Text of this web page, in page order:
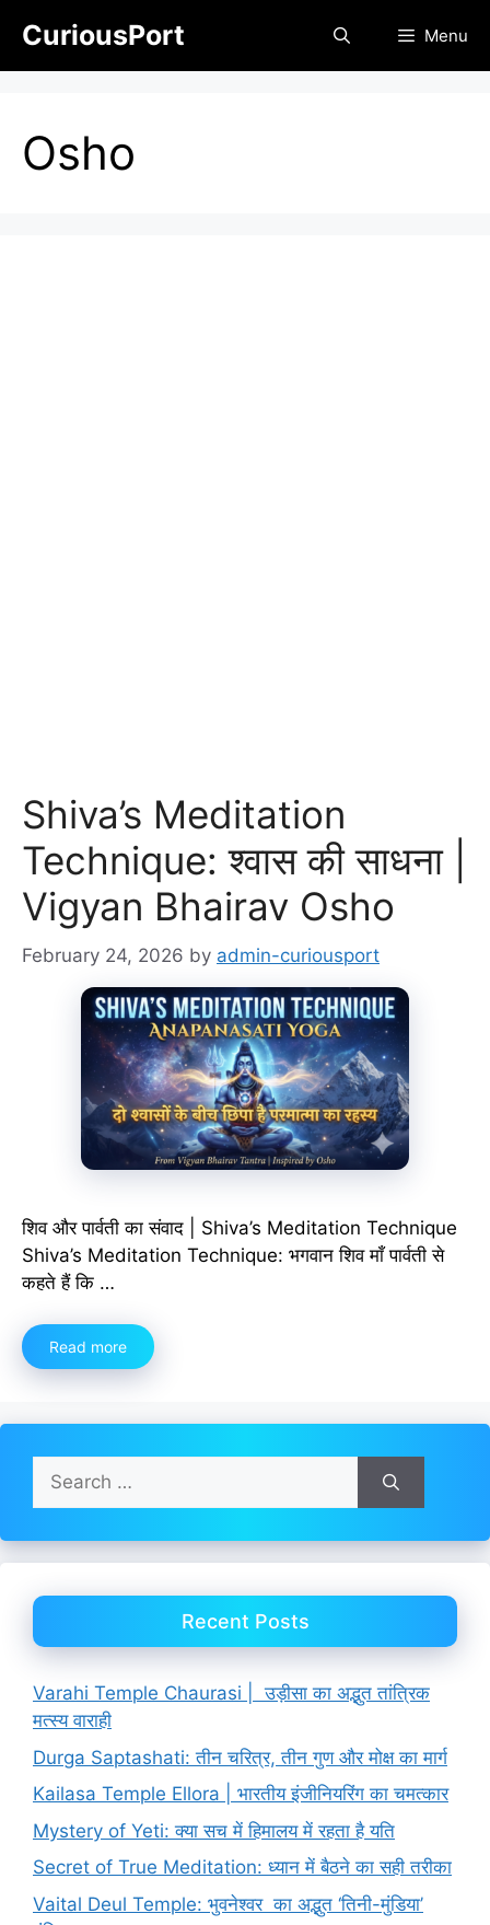
content
CuriousPort Menu
Osho
Shiva’s Meditation
Technique: श्वास की साधना |
Vigyan Bhairav Osho
February 24, 2026 by admin-curiousport
शिव और पार्वती का संवाद | Shiva’s Meditation Technique
Shiva’s Meditation Technique: भगवान शिव माँ पार्वती से
कहते हैं कि …
Read more
Search
for:
Recent Posts
Varahi Temple Chaurasi | उड़ीसा का अद्भुत तांत्रिक
मत्स्य वाराही
Durga Saptashati: तीन चरित्र, तीन गुण और मोक्ष का मार्ग
Kailasa Temple Ellora | भारतीय इंजीनियरिंग का चमत्कार
Mystery of Yeti: क्या सच में हिमालय में रहता है यति
Secret of True Meditation: ध्यान में बैठने का सही तरीका
Vaital Deul Temple: भुवनेश्वर का अद्भुत ‘तिनी-मुंडिया’